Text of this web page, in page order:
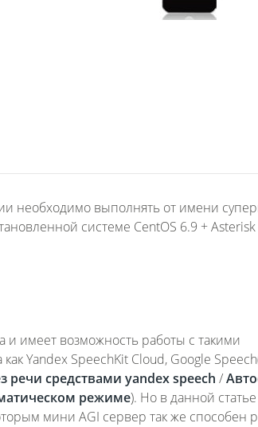
необходимо выполнять от имени
системе CentOS 6.9 +
и имеет возможность работы с такими
Yandex SpeechKit Cloud, Google
речи средствами yandex speech /
режиме). Но в данной
мини AGI сервер так же способен